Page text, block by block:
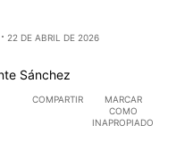
22 DE ABRIL DE 2026
Sánchez
COMPARTIR
MARCAR
COMO
INAPROPIADO